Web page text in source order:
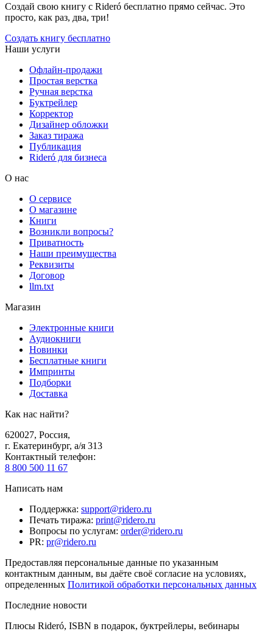
Создай свою книгу с Rideró бесплатно прямо сейчас. Это
просто, как раз, два, три!
Создать книгу бесплатно
Наши услуги
Офлайн-продажи
Простая верстка
Ручная верстка
Буктрейлер
Корректор
Дизайнер обложки
Заказ тиража
Публикация
Rideró для бизнеса
О нас
О сервисе
О магазине
Книги
Возникли вопросы?
Приватность
Наши преимущества
Реквизиты
Договор
llm.txt
Магазин
Электронные книги
Аудиокниги
Новинки
Бесплатные книги
Импринты
Подборки
Доставка
Как нас найти?
620027, Россия,
г. Екатеринбург, а/я 313
Контактный телефон:
8 800 500 11 67
Написать нам
Поддержка: support@ridero.ru
Печать тиража: print@ridero.ru
Вопросы по услугам: order@ridero.ru
PR: pr@ridero.ru
Предоставляя персональные данные по указанным
контактным данным, вы даёте своё согласие на условиях,
определенных Политикой обработки персональных данных
Последние новости
Плюсы Rideró, ISBN в подарок, буктрейлеры, вебинары